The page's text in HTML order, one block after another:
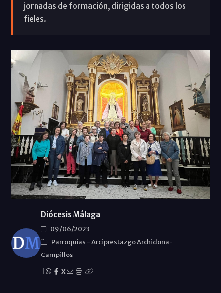
jornadas de formación, dirigidas a todos los
fieles.
Diócesis Málaga
09/06/2023
Parroquias -Arciprestazgo Archidona-
Campillos
X